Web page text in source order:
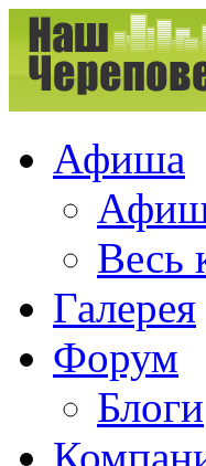
Афиша
Весь
Галерея
Форум
Блоги